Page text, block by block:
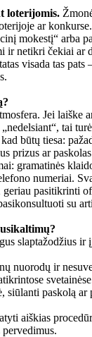
loterijomis.
ar
mokestį“ arba
ir netikri čekiai ar
visada tas
Jei laiške
tai
būtų tiesa:
prizus ar
gramatinės
numeriai.
geriau pasitikrinti
su
slaptažodžius ir
nuorodų ir
siūlanti paskolą ar
aiškias
pervedimus.